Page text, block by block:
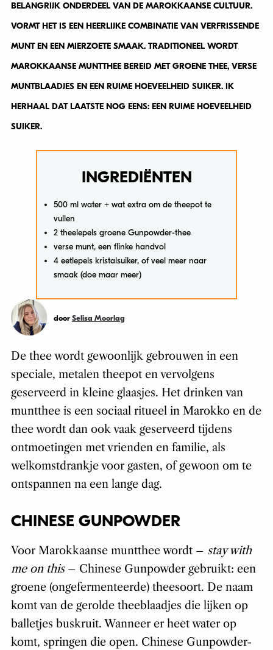
BELANGRIJK ONDERDEEL VAN DE MAROKKAANSE CULTUUR.
VORMT HET IS EEN HEERLIJKE COMBINATIE VAN VERFRISSENDE
MUNT EN EEN MIERZOETE SMAAK. TRADITIONEEL WORDT
MAROKKAANSE MUNTTHEE BEREID MET GROENE THEE, VERSE
MUNTBLAADJES EN EEN RUIME HOEVEELHEID SUIKER. IK
HERHAAL DAT LAATSTE NOG EENS: EEN RUIME HOEVEELHEID
SUIKER.
INGREDIËNTEN
500 ml water + wat extra om de theepot te
vullen
2 theelepels groene Gunpowder-thee
verse munt, een flinke handvol
4 eetlepels kristalsuiker, of veel meer naar
smaak (doe maar meer)
door Selisa Moorlag
De thee wordt gewoonlijk gebrouwen in een
speciale, metalen theepot en vervolgens
geserveerd in kleine glaasjes. Het drinken van
muntthee is een sociaal ritueel in Marokko en de
thee wordt dan ook vaak geserveerd tijdens
ontmoetingen met vrienden en familie, als
welkomstdrankje voor gasten, of gewoon om te
ontspannen na een lange dag.
CHINESE GUNPOWDER
Voor Marokkaanse muntthee wordt – stay with
me on this– Chinese Gunpowder gebruikt: een
groene (ongefermenteerde) theesoort. De naam
komt van de gerolde theeblaadjes die lijken op
balletjes buskruit. Wanneer er heet water op
komt, springen die open. Chinese Gunpowder-